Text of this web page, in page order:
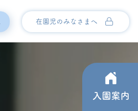
在園児のみなさまへ
入園案内